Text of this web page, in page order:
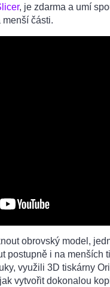
, je zdarma a umí
menší části.
obrovský model,
postupně i na menších
využili 3D tiskárny
vytvořit dokonalou